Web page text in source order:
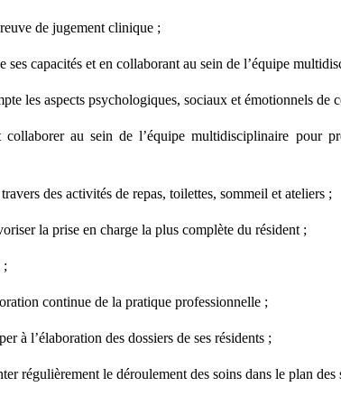
de jugement clinique ;
ses capacités et en collaborant au sein de l’équipe
les aspects psychologiques, sociaux et émotionnels de
au sein de l’équipe multidisciplinaire pour
des activités de repas, toilettes, sommeil et ateliers ;
la prise en charge la plus complète du résident ;
;
continue de la pratique professionnelle ;
à l’élaboration des dossiers de ses résidents ;
régulièrement le déroulement des soins dans le plan des